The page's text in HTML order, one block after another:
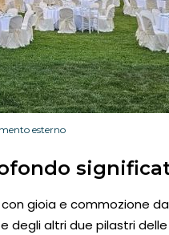
esterno
gioia e commozione
degli altri due pilastri